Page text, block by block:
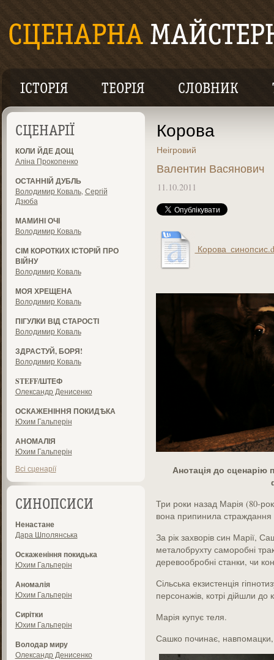
ІСТОРІЯ ТЕОРІЯ СЛОВНИК
СЦЕНАРІЇ
КОЛИ ЙДЕ ДОЩ
Аліна Прокопенко
ОСТАННІЙ ДУБЛЬ
Володимир Коваль, Сергій
Дзюба
МАМИНІ ОЧІ
Володимир Коваль
СІМ КОРОТКИХ ІСТОРІЙ ПРО
ВІЙНУ
Володимир Коваль
МОЯ ХРЕЩЕНА
Володимир Коваль
ПІГУЛКИ ВІД СТАРОСТІ
Володимир Коваль
ЗДРАСТУЙ, БОРЯ!
Володимир Коваль
STEFF/ШТЕФ
Олександр Денисенко
ОСКАЖЕНІННЯ ПОКИДѢКА
Юхим Гальперін
АНОМАЛІЯ
Юхим Гальперін
Всі сценарії
СИНОПСИСИ
Ненастане
Дара Шполянська
Оскаженіння покидька
Юхим Гальперін
Аномалія
Юхим Гальперін
Сирітки
Юхим Гальперін
Володар миру
Олександр Денисенко
Корова
Неігровий
Валентин Васянович
11.10.2011
Анотація до сценарію
Три роки назад Марія (80-
вона припинила
За рік захворів син Марії,
металобрухту саморобні
деревообробні станки, чи
Сільська екзистенція
персонажів, котрі дійшли
Марія купує теля.
Сашко починає, навпомацки,